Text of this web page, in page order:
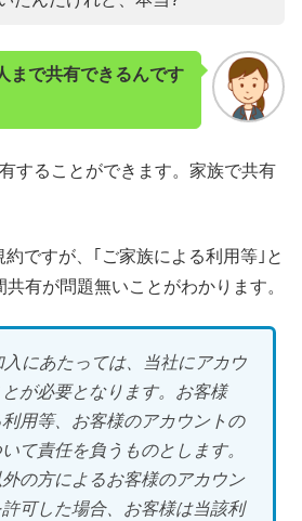
まで共有できるんです
することができます。家族で共有
ですが、｢ご家族による利用等｣と
有が問題無いことがわかります。
にあたっては、当社にアカウ
が必要となります。お客様
用等、お客様のアカウントの
て責任を負うものとします。
の方によるお客様のアカウン
許可した場合、お客様は当該利